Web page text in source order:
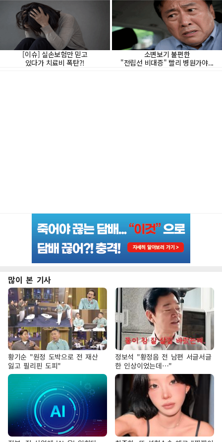
많이 본 기사
황기순 "원정 도박으로 전 재산
잃고 필리핀 도피"
정보석 "황정음 전 남편 서글서글
한 인상이었는데…"